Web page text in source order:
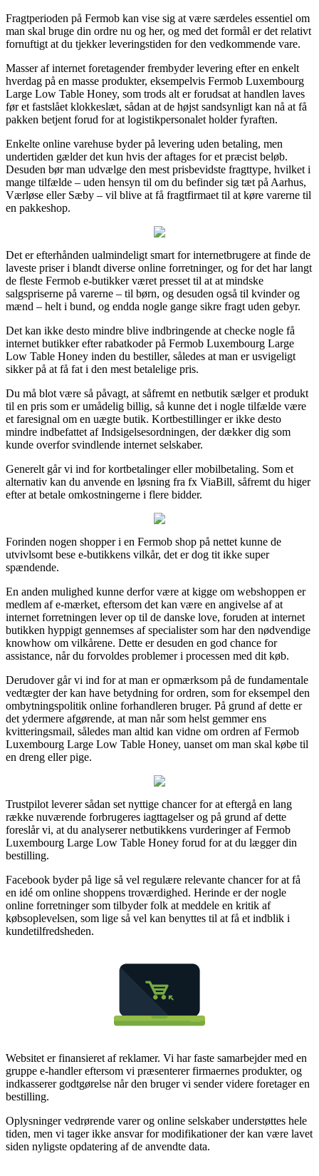
Fragtperioden på Fermob kan vise sig at være særdeles essentiel om
man skal bruge din ordre nu og her, og med det formål er det relativt
fornuftigt at du tjekker leveringstiden for den vedkommende vare.
Masser af internet foretagender frembyder levering efter en enkelt
hverdag på en masse produkter, eksempelvis Fermob Luxembourg
Large Low Table Honey, som trods alt er forudsat at handlen laves
før et fastslået klokkeslæt, sådan at de højst sandsynligt kan nå at få
pakken betjent forud for at logistikpersonalet holder fyraften.
Enkelte online varehuse byder på levering uden betaling, men
undertiden gælder det kun hvis der aftages for et præcist beløb.
Desuden bør man udvælge den mest prisbevidste fragttype, hvilket i
mange tilfælde – uden hensyn til om du befinder sig tæt på Aarhus,
Værløse eller Sæby – vil blive at få fragtfirmaet til at køre varerne til
en pakkeshop.
Det er efterhånden ualmindeligt smart for internetbrugere at finde de
laveste priser i blandt diverse online forretninger, og for det har langt
de fleste Fermob e-butikker været presset til at at mindske
salgspriserne på varerne – til børn, og desuden også til kvinder og
mænd – helt i bund, og endda nogle gange sikre fragt uden gebyr.
Det kan ikke desto mindre blive indbringende at checke nogle få
internet butikker efter rabatkoder på Fermob Luxembourg Large
Low Table Honey inden du bestiller, således at man er usvigeligt
sikker på at få fat i den mest betalelige pris.
Du må blot være så påvagt, at såfremt en netbutik sælger et produkt
til en pris som er umådelig billig, så kunne det i nogle tilfælde være
et faresignal om en uægte butik. Kortbestillinger er ikke desto
mindre indbefattet af Indsigelsesordningen, der dækker dig som
kunde overfor svindlende internet selskaber.
Generelt går vi ind for kortbetalinger eller mobilbetaling. Som et
alternativ kan du anvende en løsning fra fx ViaBill, såfremt du higer
efter at betale omkostningerne i flere bidder.
Forinden nogen shopper i en Fermob shop på nettet kunne de
utvivlsomt bese e-butikkens vilkår, det er dog tit ikke super
spændende.
En anden mulighed kunne derfor være at kigge om webshoppen er
medlem af e-mærket, eftersom det kan være en angivelse af at
internet forretningen lever op til de danske love, foruden at internet
butikken hyppigt gennemses af specialister som har den nødvendige
knowhow om vilkårene. Dette er desuden en god chance for
assistance, når du forvoldes problemer i processen med dit køb.
Derudover går vi ind for at man er opmærksom på de fundamentale
vedtægter der kan have betydning for ordren, som for eksempel den
ombytningspolitik online forhandleren bruger. På grund af dette er
det ydermere afgørende, at man når som helst gemmer ens
kvitteringsmail, således man altid kan vidne om ordren af Fermob
Luxembourg Large Low Table Honey, uanset om man skal købe til
en dreng eller pige.
Trustpilot leverer sådan set nyttige chancer for at eftergå en lang
række nuværende forbrugeres iagttagelser og på grund af dette
foreslår vi, at du analyserer netbutikkens vurderinger af Fermob
Luxembourg Large Low Table Honey forud for at du lægger din
bestilling.
Facebook byder på lige så vel regulære relevante chancer for at få
en idé om online shoppens troværdighed. Herinde er der nogle
online forretninger som tilbyder folk at meddele en kritik af
købsoplevelsen, som lige så vel kan benyttes til at få et indblik i
kundetilfredsheden.
Websitet er finansieret af reklamer. Vi har faste samarbejder med en
gruppe e-handler eftersom vi præsenterer firmaernes produkter, og
indkasserer godtgørelse når den bruger vi sender videre foretager en
bestilling.
Oplysninger vedrørende varer og online selskaber understøttes hele
tiden, men vi tager ikke ansvar for modifikationer der kan være lavet
siden nyligste opdatering af de anvendte data.